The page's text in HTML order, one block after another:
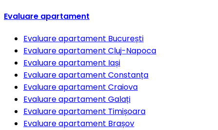
Evaluare apartament
Evaluare apartament București
Evaluare apartament Cluj-Napoca
Evaluare apartament Iași
Evaluare apartament Constanța
Evaluare apartament Craiova
Evaluare apartament Galați
Evaluare apartament Timișoara
Evaluare apartament Brașov